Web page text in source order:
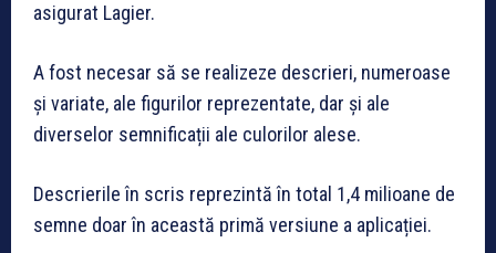
asigurat Lagier.
A fost necesar să se realizeze descrieri, numeroase
și variate, ale figurilor reprezentate, dar și ale
diverselor semnificații ale culorilor alese.
Descrierile în scris reprezintă în total 1,4 milioane de
semne doar în această primă versiune a aplicației.